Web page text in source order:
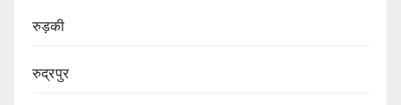
रुड़की
रुद्रपुर